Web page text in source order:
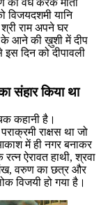
विजयदशमी यानि
राम अपने घर
के आने की ख़ुशी में दीप
दिन को दीपावली
संहार किया था
कहानी है।
राक्षस था जो
में ही नगर बनाकर
ऐरावत हाथी, श्रवा
शंख, वरुण का छत्र और
विजयी हो गया है।